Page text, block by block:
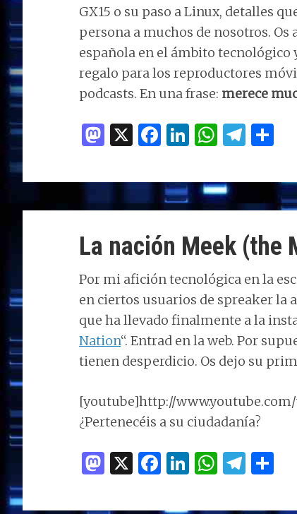
GX15 o su paso a Linux, detalles
persona a muchos de nosotros.
española en el ámbito tecnológico
regalo para los reproductores
podcasts. En una frase: merece
M
to
d
n
X F
ce
b
o
k
Li
k
e
n
W
at
s
p
p
T
e
g
m
m
p
ti
r
La nación Meek (the
Por mi afición tecnológica en la
en ciertos usuarios de spreaker la
que ha llevado finalmente a la
Nation“. Entrad en la web. Por
tienen desperdicio. Os dejo su
[youtube]http://
¿Pertenecéis a su ciudadanía?
M
to
X F
ce
Li
k
W
at
T
e m